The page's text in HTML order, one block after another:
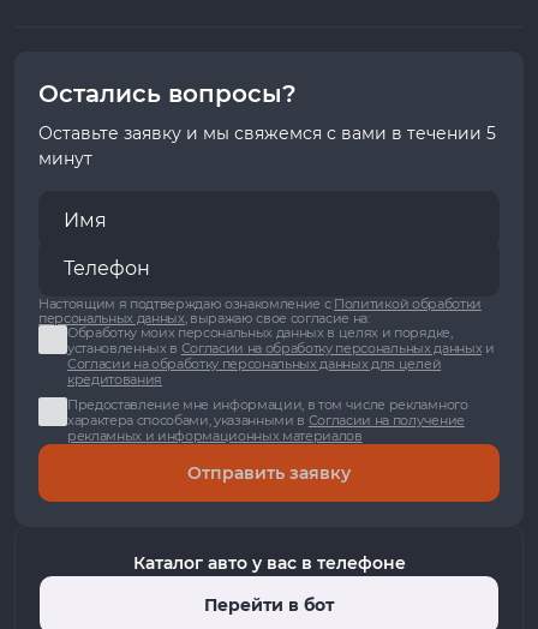
Остались вопросы?
Оставьте заявку и мы свяжемся с вами в течении 5
минут
Настоящим я подтверждаю ознакомление с Политикой обработки
персональных данных, выражаю свое согласие на:
Обработку моих персональных данных в целях и порядке,
установленных в Согласии на обработку персональных данныхи
Согласии на обработку персональных данных для целей
кредитования
Предоставление мне информации, в том числе рекламного
характера способами, указанными в Согласии на получение
рекламных и информационных материалов
Отправить заявку
Каталог авто у вас в телефоне
Перейти в бот